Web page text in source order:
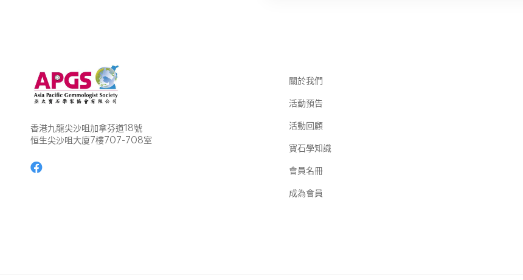
香港九龍尖沙咀加拿芬道18號
恒生尖沙咀大廈7樓707-708室
關於我們
活動預告
活動回顧
寶石學知識
會員名冊
成為會員